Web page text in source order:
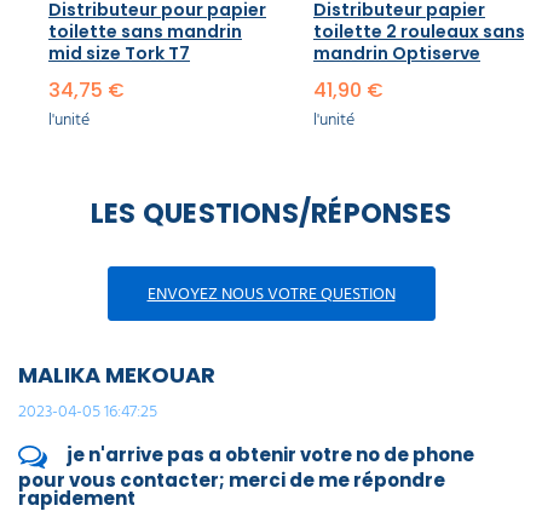
Distributeur pour papier
toilette sans mandrin
mid size Tork T7
34,75 €
l'unité
Distributeur papier
toilette 2 rouleaux sans
mandrin Optiserve
41,90 €
l'unité
LES QUESTIONS/RÉPONSES
ENVOYEZ NOUS VOTRE QUESTION
MALIKA MEKOUAR
2023-04-05 16:47:25
je n'arrive pas a obtenir votre no de phone
pour vous contacter; merci de me répondre
rapidement